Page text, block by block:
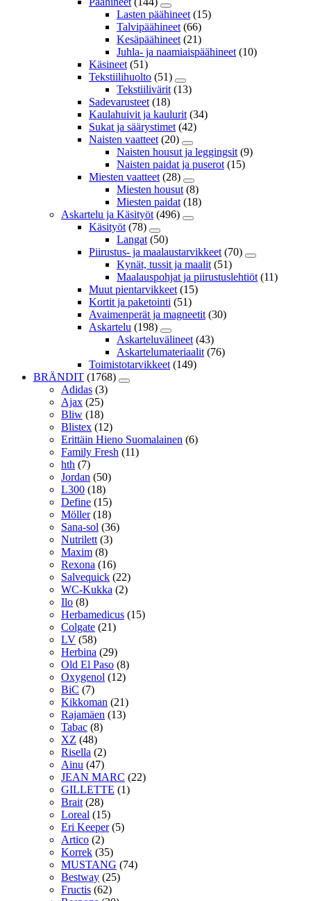
Lasten päähineet (15)
Talvipäähineet (66)
Kesäpäähineet (21)
Juhla- ja naamiaispäähineet (10)
Käsineet (51)
Tekstiilihuolto (51)
Tekstiilivärit (13)
Sadevarusteet (18)
Kaulahuivit ja kaulurit (34)
Sukat ja säärystimet (42)
Naisten vaatteet (20)
Naisten housut ja leggingsit (9)
Naisten paidat ja puserot (15)
Miesten vaatteet (28)
Miesten housut (8)
Miesten paidat (18)
Askartelu ja Käsityöt (496)
Käsityöt (78)
Langat (50)
Piirustus- ja maalaustarvikkeet (70)
Kynät, tussit ja maalit (51)
Maalauspohjat ja piirustuslehtiöt (11)
Muut pientarvikkeet (15)
Kortit ja paketointi (51)
Avaimenperät ja magneetit (30)
Askartelu (198)
Askarteluvälineet (43)
Askartelumateriaalit (76)
Toimistotarvikkeet (149)
BRÄNDIT (1768)
Adidas (3)
Ajax (25)
Bliw (18)
Blistex (12)
Erittäin Hieno Suomalainen (6)
Family Fresh (11)
hth (7)
Jordan (50)
L300 (18)
Define (15)
Möller (18)
Sana-sol (36)
Nutrilett (3)
Maxim (8)
Rexona (16)
Salvequick (22)
WC-Kukka (2)
Ilo (8)
Herbamedicus (15)
Colgate (21)
LV (58)
Herbina (29)
Old El Paso (8)
Oxygenol (12)
BiC (7)
Kikkoman (21)
Rajamäen (13)
Tabac (8)
XZ (48)
Risella (2)
Ainu (47)
JEAN MARC (22)
GILLETTE (1)
Brait (28)
Loreal (15)
Eri Keeper (5)
Artico (2)
Korrek (35)
MUSTANG (74)
Bestway (25)
Fructis (62)